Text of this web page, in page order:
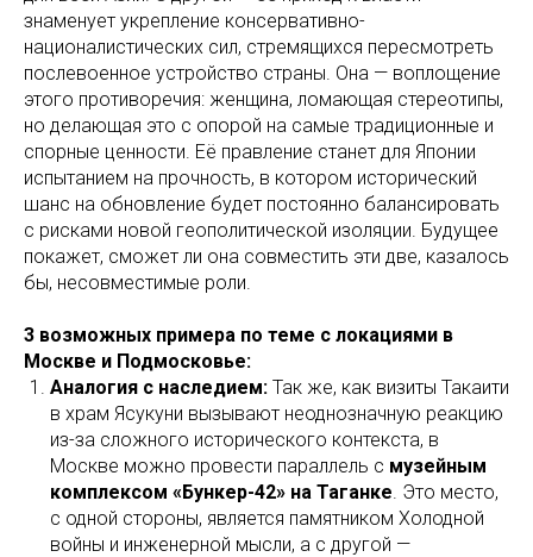
знаменует укрепление консервативно-
националистических сил, стремящихся пересмотреть
послевоенное устройство страны. Она — воплощение
этого противоречия: женщина, ломающая стереотипы,
но делающая это с опорой на самые традиционные и
спорные ценности. Её правление станет для Японии
испытанием на прочность, в котором исторический
шанс на обновление будет постоянно балансировать
с рисками новой геополитической изоляции. Будущее
покажет, сможет ли она совместить эти две, казалось
бы, несовместимые роли.
3 возможных примера по теме с локациями в
Москве и Подмосковье:
Аналогия с наследием: Так же, как визиты Такаити
в храм Ясукуни вызывают неоднозначную реакцию
из-за сложного исторического контекста, в
Москве можно провести параллель с музейным
комплексом «Бункер-42» на Таганке. Это место,
с одной стороны, является памятником Холодной
войны и инженерной мысли, а с другой —